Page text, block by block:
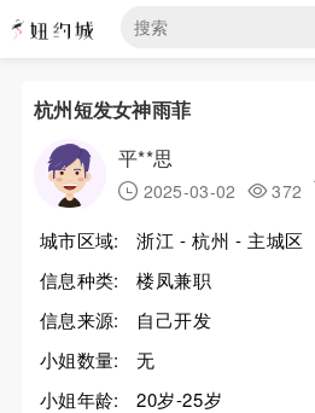
杭州短发女神雨菲
平**思
2025-03-02 372
城市区域:
浙江 - 杭州 - 主城区
信息种类:
楼凤兼职
信息来源:
自己开发
小姐数量:
无
小姐年龄:
20岁-25岁